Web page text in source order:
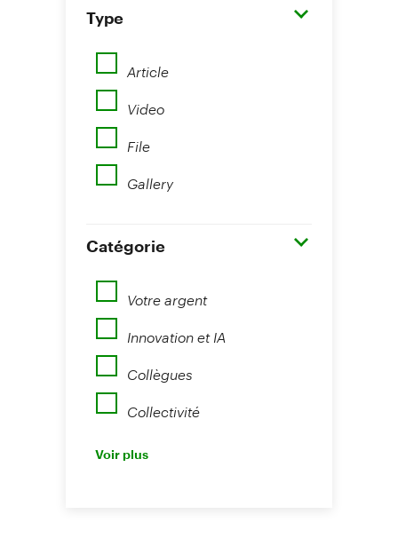
Type
Article
Video
File
Gallery
Catégorie
Votre argent
Innovation et IA
Collègues
Collectivité
Perspectives
Voir plus